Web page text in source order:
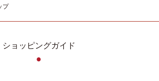
プ
ショッピングガイド
●